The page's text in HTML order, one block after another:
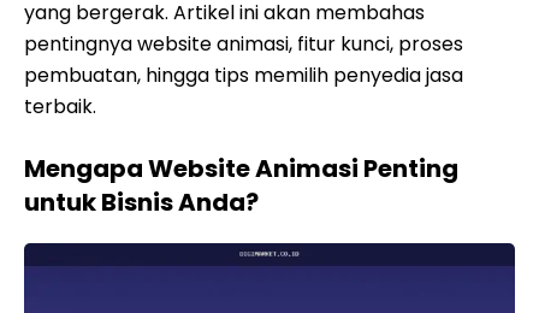
yang bergerak. Artikel ini akan membahas
pentingnya website animasi, fitur kunci, proses
pembuatan, hingga tips memilih penyedia jasa
terbaik.
Mengapa Website Animasi Penting
untuk Bisnis Anda?